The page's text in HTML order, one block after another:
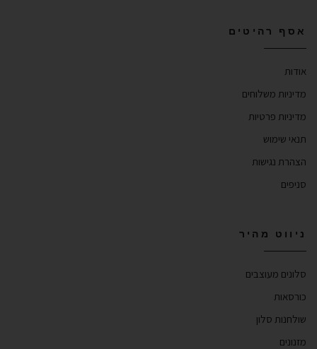
אסף רהיטים
אודות
מדיניות משלוחים
מדיניות פרטיות
תנאי שימוש
הצהרת נגישות
סניפים
ניווט מהיר
סלונים מעוצבים
כורסאות
שולחנות סלון
מזנונים